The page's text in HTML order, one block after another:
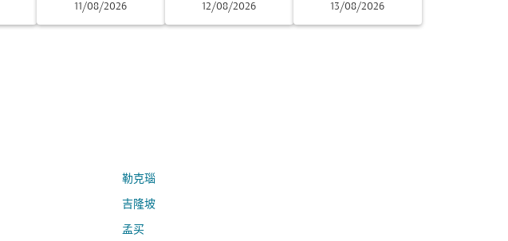
11/08/2026 12/08/2026 13/08/2026
勒克瑙
吉隆坡
孟买